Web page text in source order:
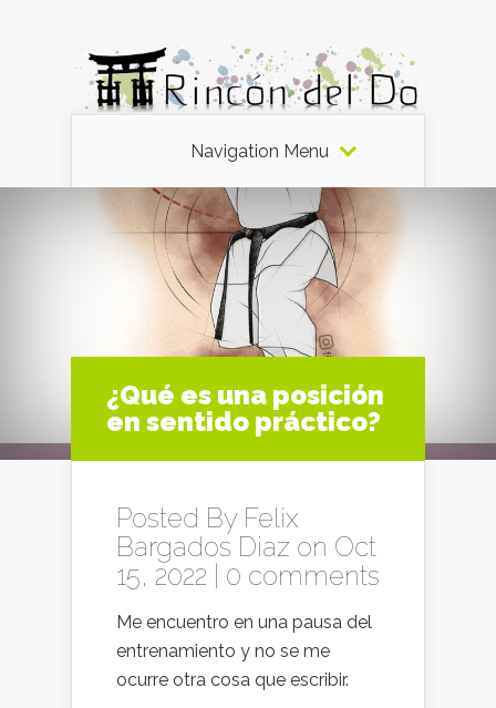
Navigation Menu
¿Qué es una posición
en sentido práctico?
Posted By Felix
Bargados Diaz on Oct
15, 2022 | 0 comments
Me encuentro en una pausa del
entrenamiento y no se me
ocurre otra cosa que escribir.